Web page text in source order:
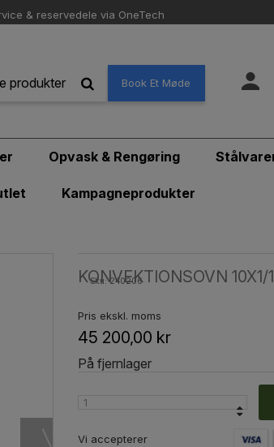
& reservedele via OneTech
Book Et Møde
Opvask & Rengøring
Kampagneprodukter
KONVEKTIONSOVN 10X1/
Sku: 240206
Pris ekskl. moms
45 200,00 kr
På fjernlager
Vi accepterer